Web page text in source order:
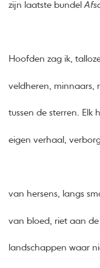
zijn laatste bundel
Hoofden zag ik,
veldheren, minnaars,
tussen de sterren. Elk
eigen verhaal,
van hersens, langs
van bloed, riet aan
landschappen waar